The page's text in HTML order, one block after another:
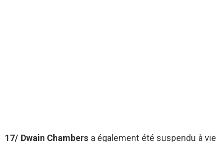
17/ Dwain Chambers a également été suspendu à vie